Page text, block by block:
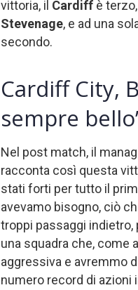
vittoria, il Cardiff è
Stevenage, e ad una
secondo.
Cardiff City,
sempre
Nel post match, il
racconta così questa
stati forti per tutto il
avevamo bisogno, ciò
troppi passaggi indietro,
una squadra che, come
aggressiva e avremmo
numero record di azioni